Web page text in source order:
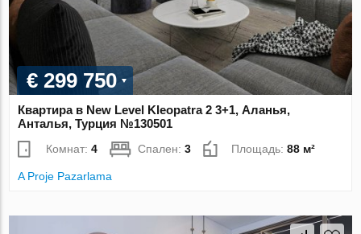
€ 299 750
Квартира в New Level Kleopatra 2 3+1, Аланья,
Анталья, Турция №130501
Комнат:4 Спален:3 Площадь:88 м²
A Proje Pazarlama